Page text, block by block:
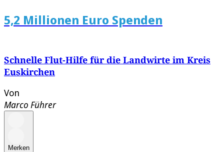
5,2 Millionen Euro Spenden
Schnelle Flut-Hilfe für die Landwirte im Kreis
Euskirchen
Von
Marco Führer
Merken